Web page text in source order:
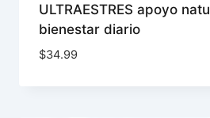
ULTRAESTRES apoyo
bienestar diario
$34.99